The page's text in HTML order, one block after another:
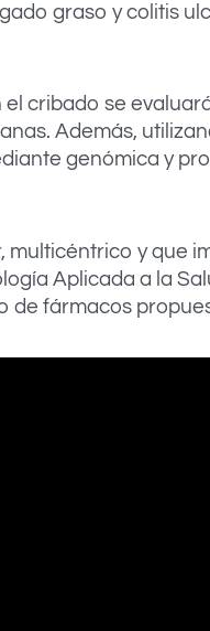
graso y colitis
el cribado se
Además,
genómica y
multicéntrico y que
Aplicada a la
de fármacos